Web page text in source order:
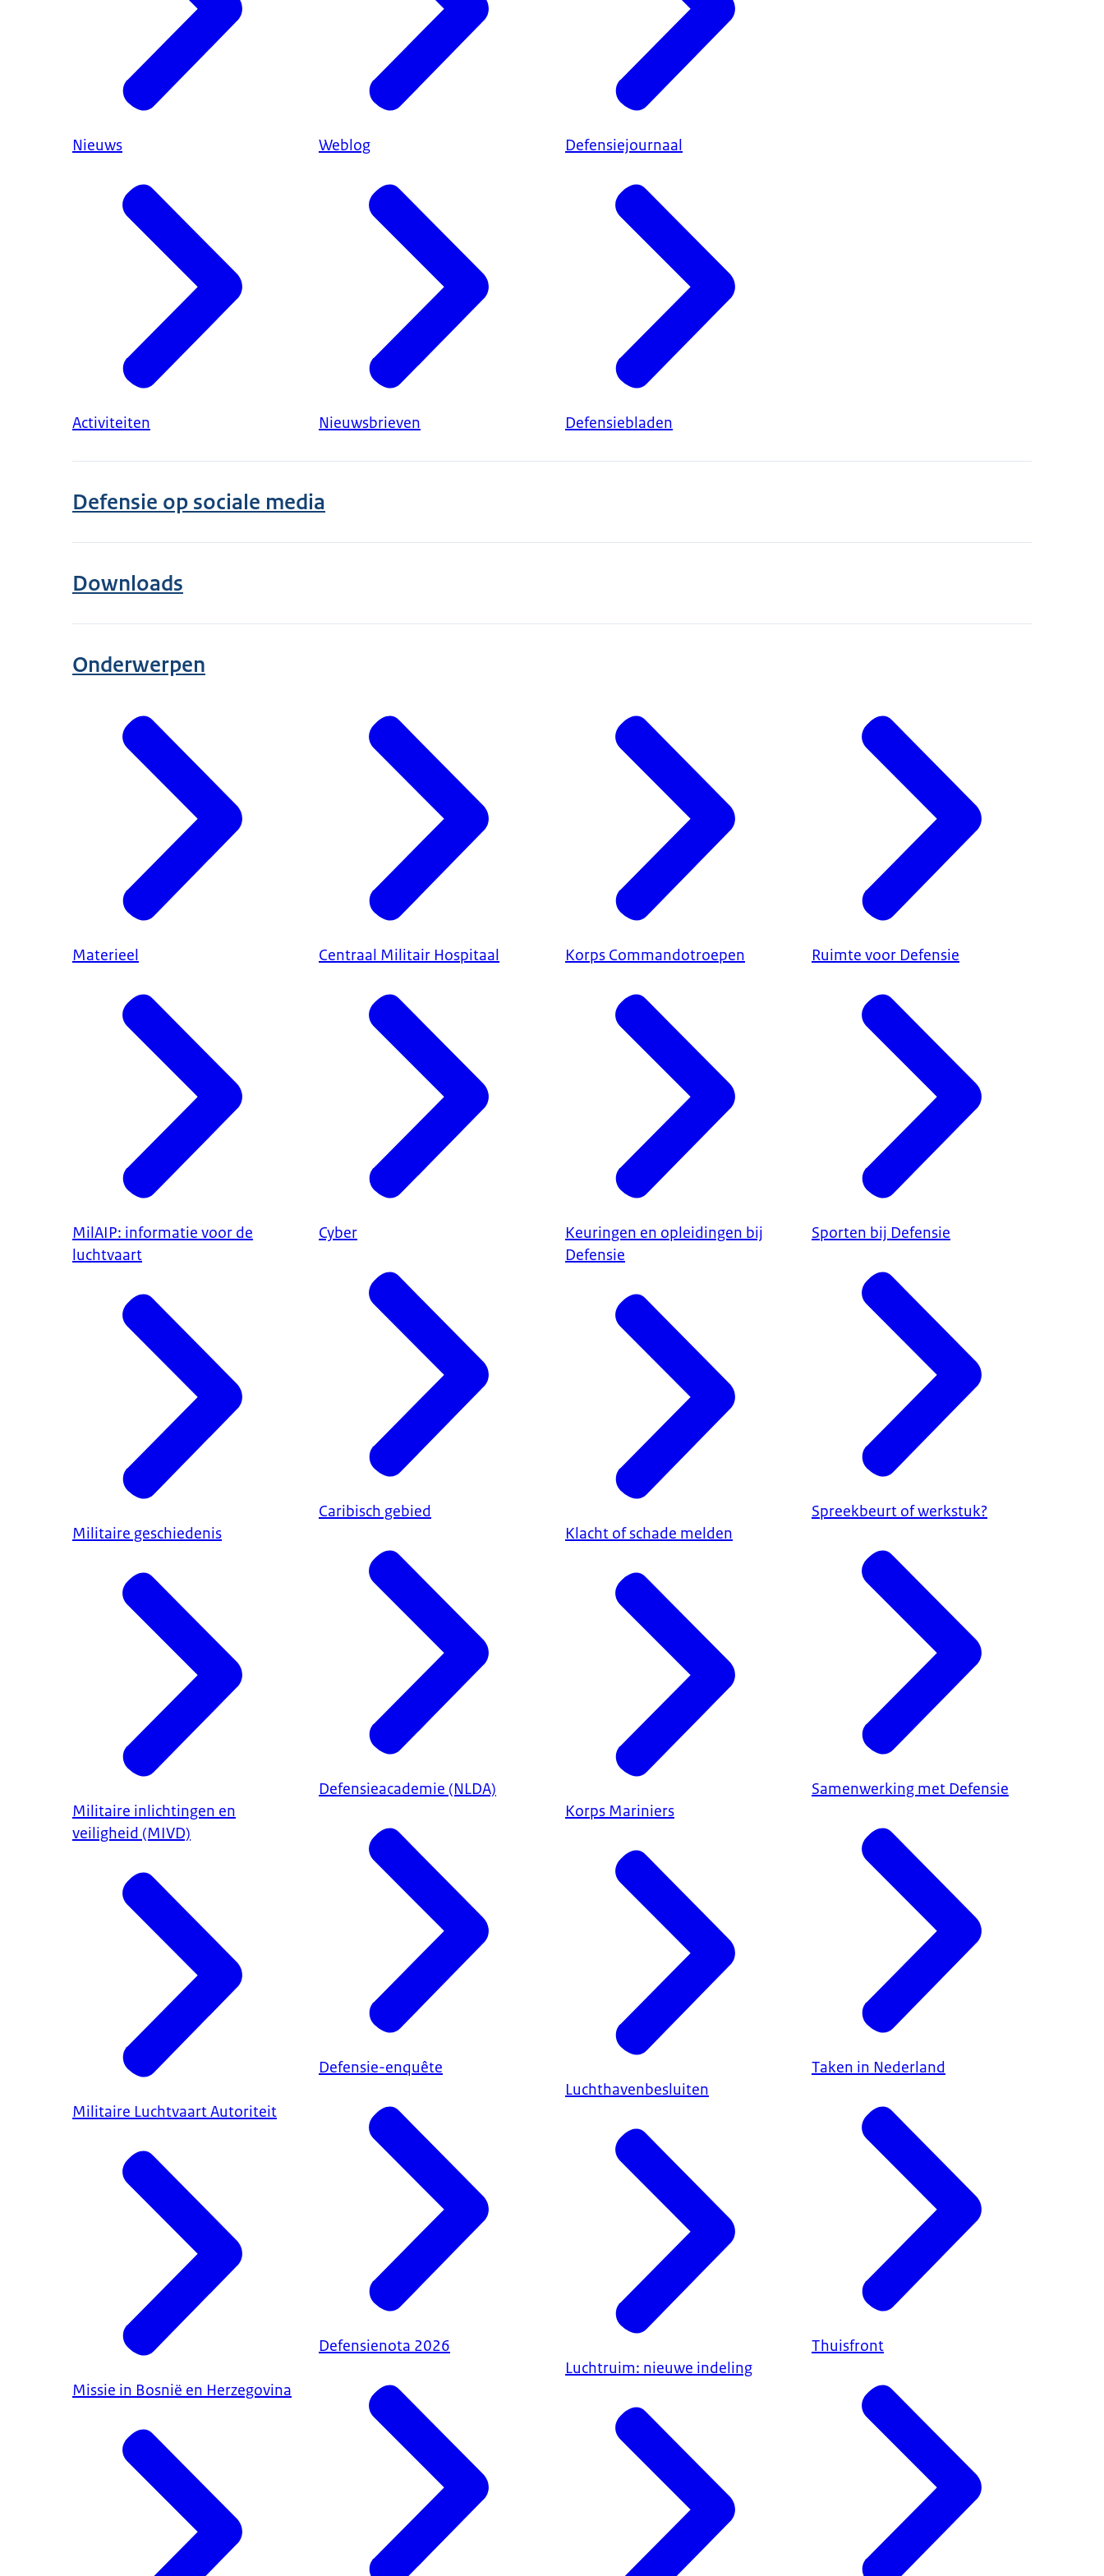
Nieuws
Activiteiten
Weblog
Nieuwsbrieven
Defensiejournaal
Defensiebladen
Defensie op sociale media
Downloads
Onderwerpen
Materieel
MilAIP: informatie voor de
luchtvaart
Militaire geschiedenis
Militaire inlichtingen en
veiligheid (MIVD)
Militaire Luchtvaart Autoriteit
Missie in Bosnië en Herzegovina
Centraal Militair Hospitaal
Cyber
Caribisch gebied
Defensieacademie (NLDA)
Defensie-enquête
Defensienota 2026
Korps Commandotroepen
Keuringen en opleidingen bij
Defensie
Klacht of schade melden
Korps Mariniers
Luchthavenbesluiten
Luchtruim: nieuwe indeling
Ruimte voor Defensie
Sporten bij Defensie
Spreekbeurt of werkstuk?
Samenwerking met Defensie
Taken in Nederland
Thuisfront